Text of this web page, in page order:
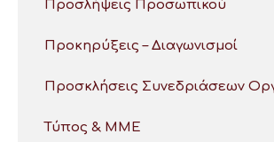
Προσλήψεις Προσωπικού
Προκηρύξεις – Διαγωνισμοί
Προσκλήσεις Συνεδριάσεων
Τύπος & ΜΜΕ